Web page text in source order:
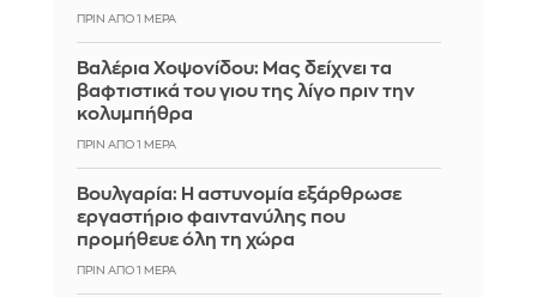
ΠΡΙΝ ΑΠΌ 1 ΜΈΡΑ
Βαλέρια Χοψονίδου: Μας δείχνει τα
βαφτιστικά του γιου της λίγο πριν την
κολυμπήθρα
ΠΡΙΝ ΑΠΌ 1 ΜΈΡΑ
Βουλγαρία: Η αστυνομία εξάρθρωσε
εργαστήριο φαιντανύλης που
προμήθευε όλη τη χώρα
ΠΡΙΝ ΑΠΌ 1 ΜΈΡΑ